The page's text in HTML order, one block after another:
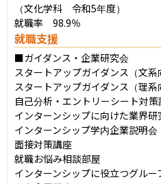
（文化学科　令和5年度）
就職率　98.9％
就職支援
■ガイダンス・企業研究会
スタートアップガイダンス（文系
スタートアップガイダンス（理系
自己分析・エントリーシート対策
インターンシップに向けた業界研
インターンシップ学内企業説明会
面接対策講座
就職お悩み相談部屋
インターンシップに役立つグル